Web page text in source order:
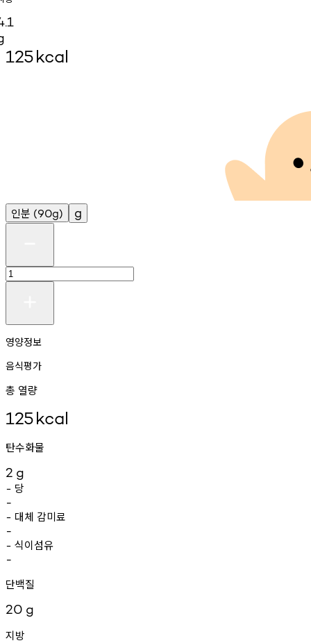
125kcal
인분 (90g) g
영양정보
음식평가
총 열량
125kcal
탄수화물
2 g
- 당
-
- 대체 감미료
-
- 식이섬유
-
단백질
20 g
지방